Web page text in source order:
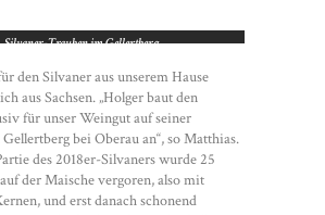
Silvaner-Trauben im Gellertberg
den Silvaner aus unserem Hause
aus Sachsen. „Holger baut den
für unser Weingut auf seiner
bei Oberau an“, so Matthias.
des 2018er-Silvaners wurde 25
der Maische vergoren, also mit
und erst danach schonend